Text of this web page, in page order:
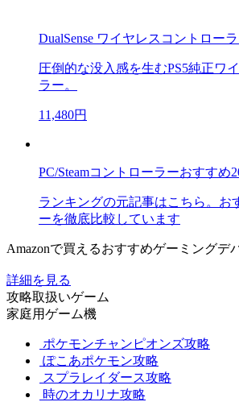
DualSense ワイヤレスコントロー
圧倒的な没入感を生むPS5純正ワ
ラー。
11,480円
PC/Steamコントローラーおすすめ
ランキングの元記事はこちら。お
ーを徹底比較しています
Amazonで買えるおすすめゲーミングデ
詳細を見る
攻略取扱いゲーム
家庭用ゲーム機
ポケモンチャンピオンズ攻略
ぽこあポケモン攻略
スプラレイダース攻略
時のオカリナ攻略